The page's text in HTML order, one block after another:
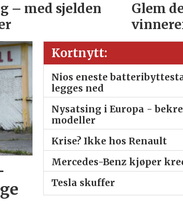
– med sjelden
Glem
Kortnytt:
Nios eneste
legges ned
Nysatsing i Europa -
modeller
Krise? Ikke hos Renault
Mercedes-Benz kjøper
Tesla skuffer